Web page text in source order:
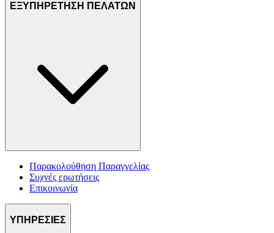
ΕΞΥΠΗΡΕΤΗΣΗ ΠΕΛΑΤΩΝ
Παρακολούθηση Παραγγελίας
Συχνές ερωτήσεις
Επικοινωνία
ΥΠΗΡΕΣΙΕΣ